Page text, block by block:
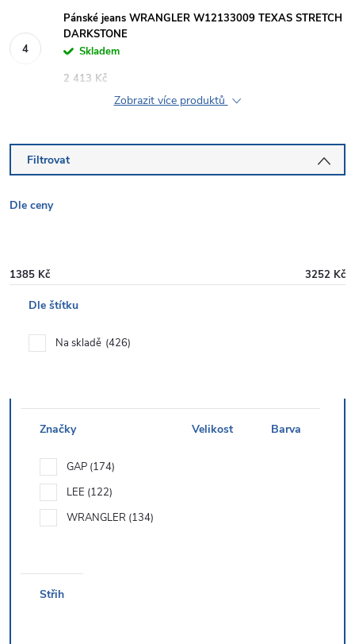
Pánské jeans WRANGLER W12133009 TEXAS STRETCH
DARKSTONE
Skladem
2 413 Kč
Zobrazit více produktů
Filtrovat
Dle ceny
1385 Kč 3252 Kč
Dle štítku
Na skladě 426
Značky
GAP 174
LEE 122
WRANGLER 134
Velikost Barva
Střih